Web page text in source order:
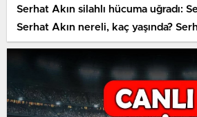
Serhat Akın silahlı hücuma uğradı:
Serhat Akın nereli, kaç yaşında?
vuruldu?